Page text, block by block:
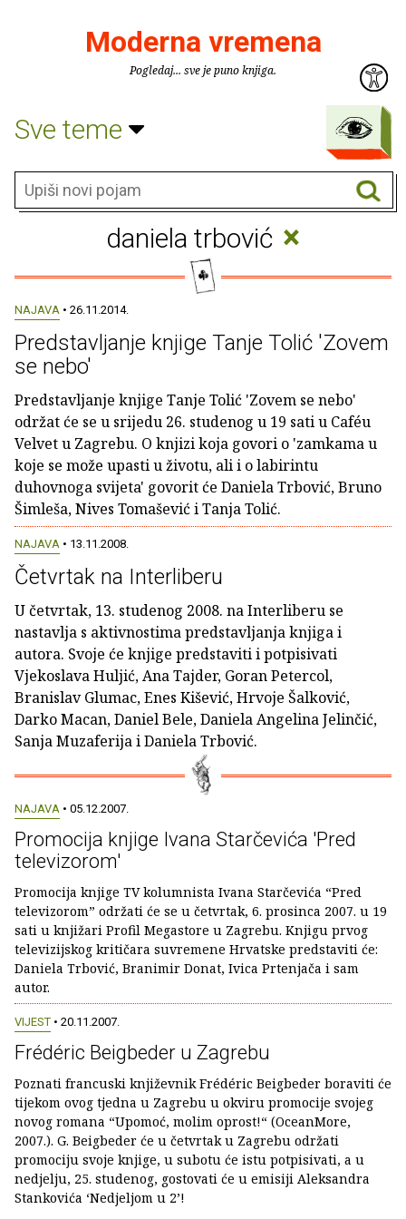
Moderna vremena
Pogledaj... sve je puno knjiga.
Sve teme
daniela trbović ×
NAJAVA • 26.11.2014.
Predstavljanje knjige Tanje Tolić 'Zovem
se nebo'
Predstavljanje knjige Tanje Tolić 'Zovem se nebo'
održat će se u srijedu 26. studenog u 19 sati u Caféu
Velvet u Zagrebu. O knjizi koja govori o 'zamkama u
koje se može upasti u životu, ali i o labirintu
duhovnoga svijeta' govorit će Daniela Trbović, Bruno
Šimleša, Nives Tomašević i Tanja Tolić.
NAJAVA • 13.11.2008.
Četvrtak na Interliberu
U četvrtak, 13. studenog 2008. na Interliberu se
nastavlja s aktivnostima predstavljanja knjiga i
autora. Svoje će knjige predstaviti i potpisivati
Vjekoslava Huljić, Ana Tajder, Goran Petercol,
Branislav Glumac, Enes Kišević, Hrvoje Šalković,
Darko Macan, Daniel Bele, Daniela Angelina Jelinčić,
Sanja Muzaferija i Daniela Trbović.
NAJAVA • 05.12.2007.
Promocija knjige Ivana Starčevića 'Pred
televizorom'
Promocija knjige TV kolumnista Ivana Starčevića “Pred
televizorom” održati će se u četvrtak, 6. prosinca 2007. u 19
sati u knjižari Profil Megastore u Zagrebu. Knjigu prvog
televizijskog kritičara suvremene Hrvatske predstaviti će:
Daniela Trbović, Branimir Donat, Ivica Prtenjača i sam
autor.
VIJEST • 20.11.2007.
Frédéric Beigbeder u Zagrebu
Poznati francuski književnik Frédéric Beigbeder boraviti će
tijekom ovog tjedna u Zagrebu u okviru promocije svojeg
novog romana “Upomoć, molim oprost!“ (OceanMore,
2007.). G. Beigbeder će u četvrtak u Zagrebu održati
promociju svoje knjige, u subotu će istu potpisivati, a u
nedjelju, 25. studenog, gostovati će u emisiji Aleksandra
Stankovića ‘Nedjeljom u 2’!